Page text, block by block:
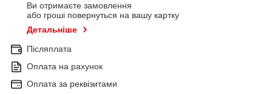
Ви отримаєте замовлення
або гроші повернуться на вашу картку
Детальніше
Післяплата
Оплата на рахунок
Оплата за реквізитами